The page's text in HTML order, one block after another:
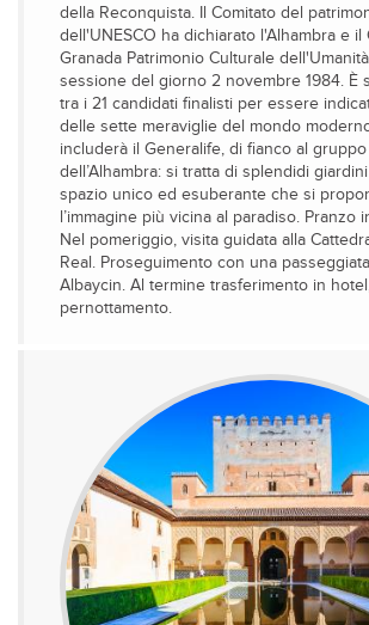
della Reconquista. Il Comitato del
dell'UNESCO ha dichiarato l'Alhambra e il
Granada Patrimonio Culturale
sessione del giorno 2 novembre 1984. È
tra i 21 candidati finalisti per essere
delle sette meraviglie del mondo
includerà il Generalife, di fianco al
dell’Alhambra: si tratta di splendidi
spazio unico ed esuberante che si
l’immagine più vicina al paradiso. Pranzo
Nel pomeriggio, visita guidata alla
Real. Proseguimento con una
Albaycin. Al termine trasferimento in
pernottamento.